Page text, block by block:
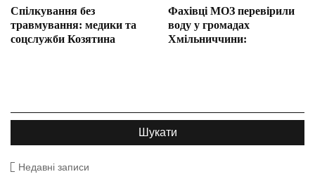
Спілкування без
травмування: медики та
соцслужби Козятина
Фахівці МОЗ перевірили
воду у громадах
Хмільниччини:
Недавні записи